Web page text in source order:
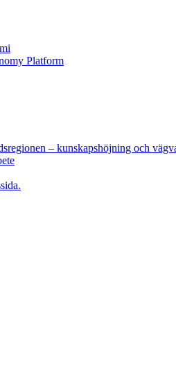
Platform
– kunskapshöjning och